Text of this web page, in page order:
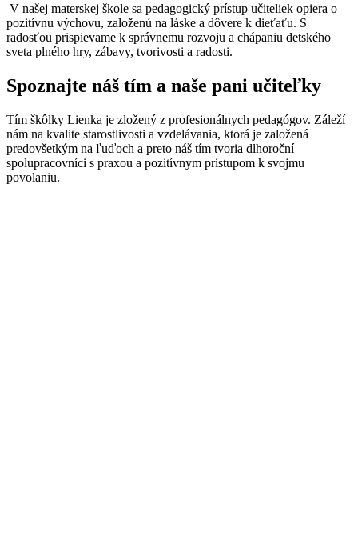
V našej materskej škole sa pedagogický prístup učiteliek opiera o
pozitívnu výchovu, založenú na láske a dôvere k dieťaťu. S
radosťou prispievame k správnemu rozvoju a chápaniu detského
sveta plného hry, zábavy, tvorivosti a radosti.
Spoznajte náš tím a naše pani učiteľky
Tím škôlky Lienka je zložený z profesionálnych pedagógov. Záleží
nám na kvalite starostlivosti a vzdelávania, ktorá je založená
predovšetkým na ľuďoch a preto náš tím tvoria dlhoroční
spolupracovníci s praxou a pozitívnym prístupom k svojmu
povolaniu.